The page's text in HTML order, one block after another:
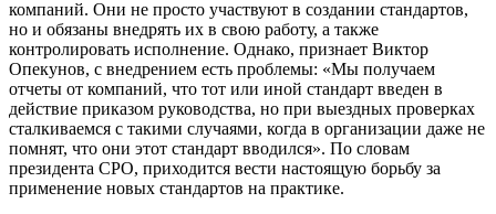
компаний. Они не просто участвуют в создании стандартов,
но и обязаны внедрять их в свою работу, а также
контролировать исполнение. Однако, признает Виктор
Опекунов, с внедрением есть проблемы: «Мы получаем
отчеты от компаний, что тот или иной стандарт введен в
действие приказом руководства, но при выездных проверках
сталкиваемся с такими случаями, когда в организации даже не
помнят, что они этот стандарт вводился». По словам
президента СРО, приходится вести настоящую борьбу за
применение новых стандартов на практике.